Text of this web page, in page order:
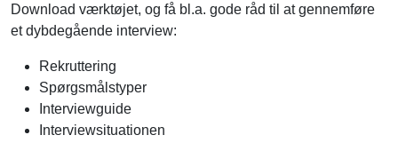
Download værktøjet, og få bl.a. gode råd til at gennemføre
et dybdegående interview:
Rekruttering
Spørgsmålstyper
Interviewguide
Interviewsituationen